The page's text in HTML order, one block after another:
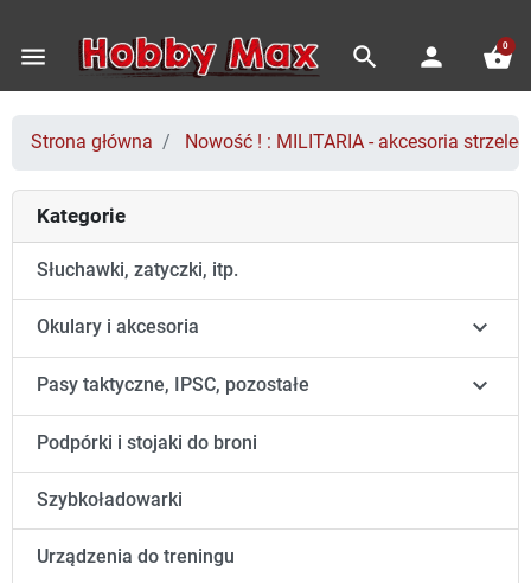
menu search person shopping_basket
0
Strona główna Nowość ! : MILITARIA - akcesoria
Kategorie
Słuchawki, zatyczki, itp.
Okulary i akcesoria 
Pasy taktyczne, IPSC, pozostałe 
Podpórki i stojaki do broni
Szybkoładowarki
Urządzenia do treningu